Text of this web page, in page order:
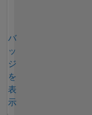
バ
ッ
ジ
を
表
示